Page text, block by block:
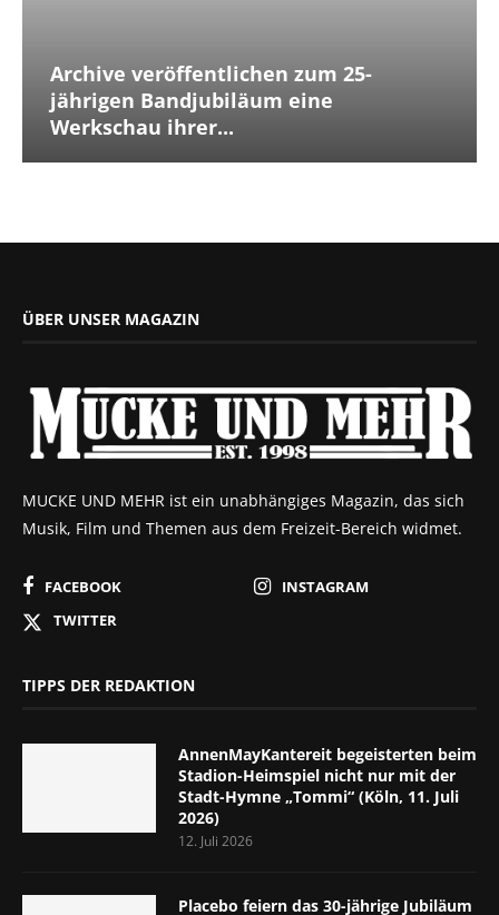
Archive veröffentlichen zum 25-
jährigen Bandjubiläum eine
Werkschau ihrer...
ÜBER UNSER MAGAZIN
MUCKE UND MEHR ist ein unabhängiges Magazin, das sich
Musik, Film und Themen aus dem Freizeit-Bereich widmet.
FACEBOOK
INSTAGRAM
TWITTER
TIPPS DER REDAKTION
AnnenMayKantereit begeisterten beim
Stadion-Heimspiel nicht nur mit der
Stadt-Hymne „Tommi“ (Köln, 11. Juli
2026)
12. Juli 2026
Placebo feiern das 30-jährige Jubiläum